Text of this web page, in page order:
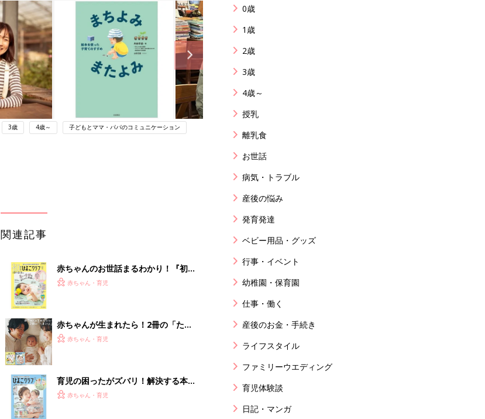
3歳 4歳～ 子どもとママ・パパのコミュニケーション
関連記事
赤ちゃんのお世話まるわかり！『初め
てのひよこクラブ 夏号』〈巻頭大特
解決テク
赤ちゃん・育児
赤ちゃんが生まれたら！2冊の「たま
ひよ」
赤ちゃん・育児
育児の困ったがズバリ！解決する本
『ひよこクラブ 夏号』 4カ月～2才
赤ちゃん・育児
0歳
1歳
2歳
3歳
4歳～
授乳
離乳食
お世話
病気・トラブル
産後の悩み
発育発達
ベビー用品・グッズ
行事・イベント
幼稚園・保育園
仕事・働く
産後のお金・手続き
ライフスタイル
ファミリーウエディング
育児体験談
日記・マンガ